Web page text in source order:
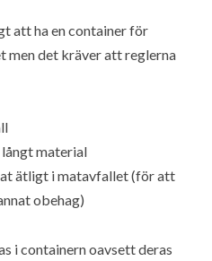
att ha en container för
men det kräver att reglerna
material
ätligt i matavfallet (för att
obehag)
i containern oavsett deras